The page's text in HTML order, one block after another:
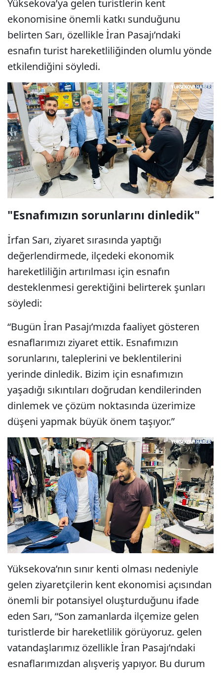
Yüksekova’ya gelen turistlerin kent
ekonomisine önemli katkı sunduğunu
belirten Sarı, özellikle İran Pasajı’ndaki
esnafın turist hareketliliğinden olumlu yönde
etkilendiğini söyledi.
"Esnafımızın sorunlarını dinledik"
İrfan Sarı, ziyaret sırasında yaptığı
değerlendirmede, ilçedeki ekonomik
hareketliliğin artırılması için esnafın
desteklenmesi gerektiğini belirterek şunları
söyledi:
“Bugün İran Pasajı’mızda faaliyet gösteren
esnaflarımızı ziyaret ettik. Esnafımızın
sorunlarını, taleplerini ve beklentilerini
yerinde dinledik. Bizim için esnafımızın
yaşadığı sıkıntıları doğrudan kendilerinden
dinlemek ve çözüm noktasında üzerimize
düşeni yapmak büyük önem taşıyor.”
Yüksekova’nın sınır kenti olması nedeniyle
gelen ziyaretçilerin kent ekonomisi açısından
önemli bir potansiyel oluşturduğunu ifade
eden Sarı, “Son zamanlarda ilçemize gelen
turistlerde bir hareketlilik görüyoruz. gelen
vatandaşlarımız özellikle İran Pasajı’ndaki
esnaflarımızdan alışveriş yapıyor. Bu durum